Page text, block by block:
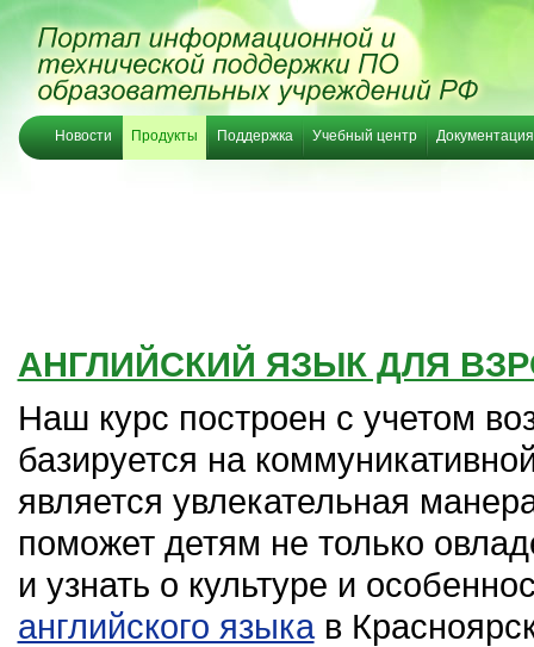
Новости Продукты Поддержка Учебный центр Документация
АНГЛИЙСКИЙ ЯЗЫК ДЛЯ
Наш курс построен с учетом
базируется на
является увлекательная
поможет детям не только
и узнать о культуре и
английского языкав